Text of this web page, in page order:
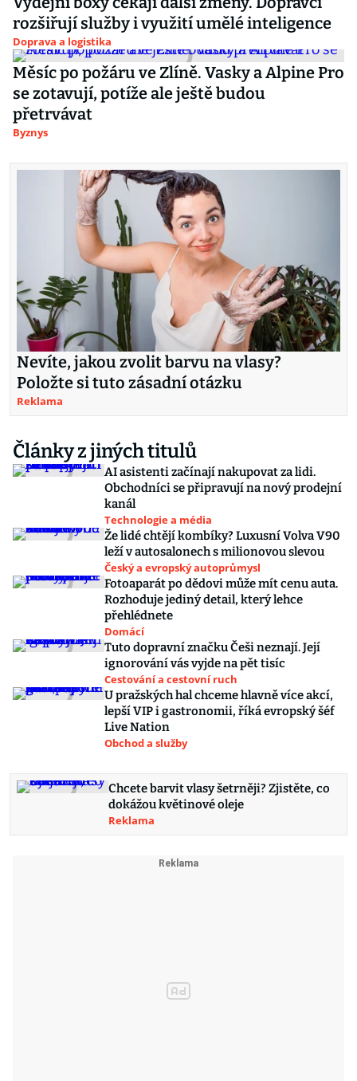
rozšiřují služby i využití umělé inteligence
Doprava a logistika
Měsíc po požáru ve Zlíně. Vasky a Alpine Pro
se zotavují, potíže ale ještě budou
přetrvávat
Byznys
Nevíte, jakou zvolit barvu na vlasy?
Položte si tuto zásadní otázku
Reklama
Články z jiných titulů
AI asistenti začínají nakupovat za lidi.
Obchodníci se připravují na nový prodejní
kanál
Technologie a média
Že lidé chtějí kombíky? Luxusní Volva V90
leží v autosalonech s milionovou slevou
Český a evropský autoprůmysl
Fotoaparát po dědovi může mít cenu auta.
Rozhoduje jediný detail, který lehce
přehlédnete
Domácí
Tuto dopravní značku Češi neznají. Její
ignorování vás vyjde na pět tisíc
Cestování a cestovní ruch
U pražských hal chceme hlavně více akcí,
lepší VIP i gastronomii, říká evropský šéf
Live Nation
Obchod a služby
Chcete barvit vlasy šetrněji? Zjistěte, co
dokážou květinové oleje
Reklama